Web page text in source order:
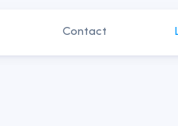
Contact